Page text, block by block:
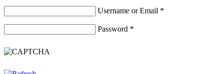
Username or Email *
Password *